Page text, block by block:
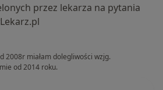
przez lekarza na pytania
2008r miałam dolegliwości wzjg.
od 2014 roku.